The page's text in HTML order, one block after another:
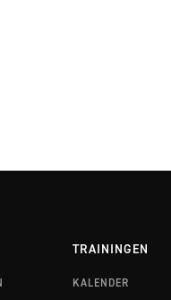
TRAININGEN
KALENDER